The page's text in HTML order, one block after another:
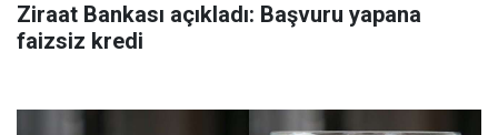
Ziraat Bankası açıkladı: Başvuru yapana
faizsiz kredi